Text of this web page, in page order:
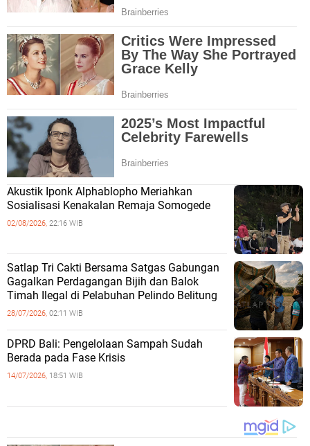
Akustik Iponk Alphablopho Meriahkan
Sosialisasi Kenakalan Remaja Somogede
02/08/2026, 22:16 WIB
Satlap Tri Cakti Bersama Satgas Gabungan
Gagalkan Perdagangan Bijih dan Balok
Timah Ilegal di Pelabuhan Pelindo Belitung
28/07/2026, 02:11 WIB
DPRD Bali: Pengelolaan Sampah Sudah
Berada pada Fase Krisis
14/07/2026, 18:51 WIB